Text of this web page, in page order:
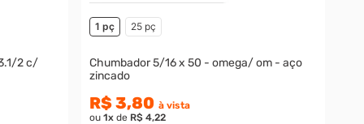
2 c/
1 pç 25 pç
Chumbador 5/16 x 50 - omega/ om - aço
zincado
R$ 3,80 à vista
ou 1xde R$ 4,22